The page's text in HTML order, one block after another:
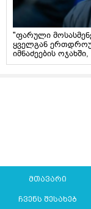
"ფარული
ყველგან
იმნაძეების
მთავარი
ჩვენს შესახებ